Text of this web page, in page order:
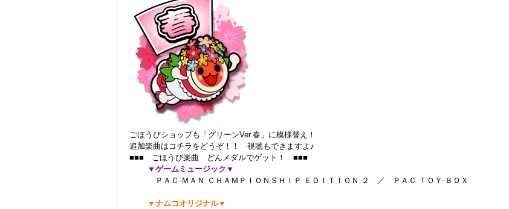
ごほうびショップも「グリーンVer.春」に模様替え！
追加楽曲はコチラをどうぞ！！ 視聴もできますよ♪
■■■ ごほうび楽曲 どんメダルでゲット！ ■■■
▼ゲームミュージック▼
ＰＡＣ-ＭＡＮ ＣＨＡＭＰＩＯＮＳＨＩＰ ＥＤＩＴＩＯＮ ２ ／ ＰＡＣ ＴＯＹ-ＢＯＸ
▼ナムコオリジナル▼